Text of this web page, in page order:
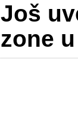
Još
zone